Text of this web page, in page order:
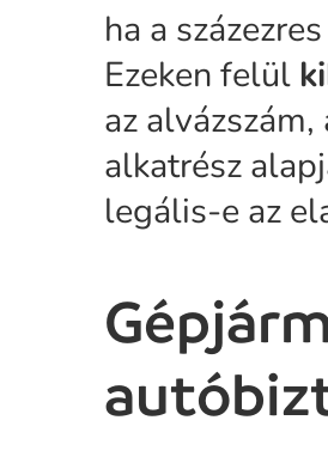
ha a
Ezeken felül
az
alkatrész
legális-e az